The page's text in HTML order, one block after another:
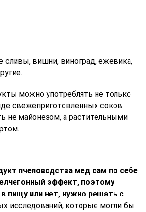
сливы, вишни, виноград, ежевика,
можно употреблять не только
свежеприготовленных соков.
не майонезом, а растительными
пчеловодства мед сам по себе
эффект, поэтому
в пищу или нет, нужно решать с
исследований, которые могли бы